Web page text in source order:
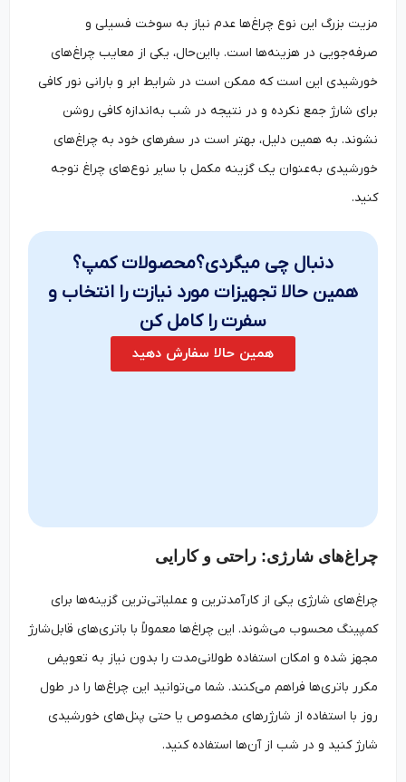
مزیت بزرگ این نوع چراغ‌ها عدم نیاز به سوخت فسیلی و
صرفه‌جویی در هزینه‌ها است. بااین‌حال، یکی از معایب چراغ‌های
خورشیدی این است که ممکن است در شرایط ابر و بارانی نور کافی
برای شارژ جمع نکرده و در نتیجه در شب به‌اندازه کافی روشن
نشوند. به همین دلیل، بهتر است در سفرهای خود به چراغ‌های
خورشیدی به‌عنوان یک گزینه مکمل با سایر نوع‌های چراغ توجه
کنید.
دنبال چی میگردی؟محصولات کمپ؟
همین حالا تجهیزات مورد نیازت را انتخاب و
سفرت را کامل کن
همین حالا سفارش دهید
چراغ‌های شارژی: راحتی و کارایی
چراغ‌های شارژی یکی از کارآمدترین و عملیاتی‌ترین گزینه‌ها برای
کمپینگ محسوب می‌شوند. این چراغ‌ها معمولاً با باتری‌های قابل‌شارژ
مجهز شده و امکان استفاده طولانی‌مدت را بدون نیاز به تعویض
مکرر باتری‌ها فراهم می‌کنند. شما می‌توانید این چراغ‌ها را در طول
روز با استفاده از شارژرهای مخصوص یا حتی پنل‌های خورشیدی
شارژ کنید و در شب از آن‌ها استفاده کنید.